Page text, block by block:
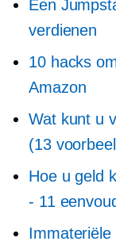
Een
verdienen
10 hacks
Amazon
Wat kunt u
(13
Hoe u geld
- 11